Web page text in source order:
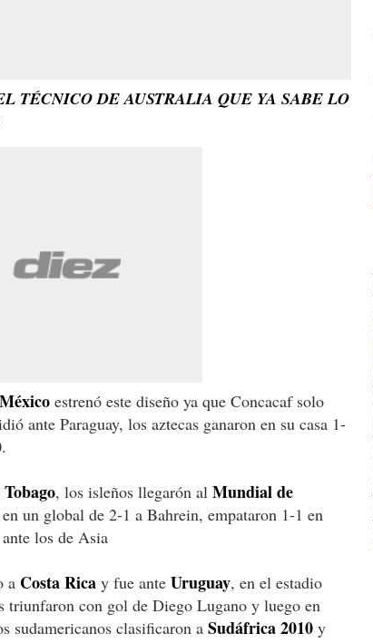
TÉCNICO DE AUSTRALIA QUE YA SABE LO
estrenó este diseño ya que Concacaf solo
ante Paraguay, los aztecas ganaron en su casa 1-
, los isleños llegarón al Mundial de
un global de 2-1 a Bahrein, empataron 1-1 en
los de Asia
a Costa Rica y fue ante Uruguay, en el estadio
triunfaron con gol de Diego Lugano y luego en
sudamericanos clasificaron a Sudáfrica 2010 y